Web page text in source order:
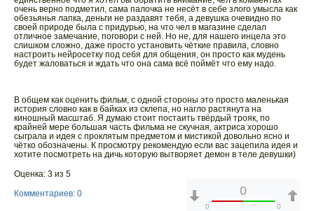
очень верно подметил, сама палочка не несёт в себе злого умысла как
обезьянья лапка, деньги не раздавят тебя, а девушка очевидно по
своей природе была с придурью, на что чел в магазине сделал
отличное замечание, поговори с ней. Но не, для нашего инцела это
слишком сложно, даже просто установить чёткие правила, словно
настроить нейросетку под себя для общения, он просто как мудень
будет жаловаться и ждать что она сама всё поймёт что ему надо.
В общем как оценить фильм, с одной стороны это просто маленькая
история словно как в байках из склепа, но нагло растянута на
киношный масштаб. Я думаю стоит постаить твёрдый трояк, по
крайней мере большая часть фильма не скучная, актриса хорошо
сыграла и идея с проклятым предметом и мистикой довольно ясно и
чётко обозначены. К просмотру рекомендую если вас зацепила идея и
хотите посмотреть на дичь которую вытворяет демон в теле девушки)
Оценка: 3 из 5
Комментариев: 0
0
0 0